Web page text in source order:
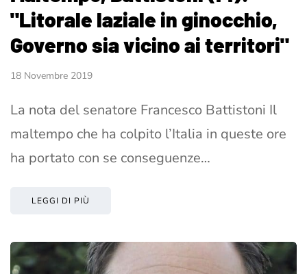
"Litorale laziale in ginocchio,
Governo sia vicino ai territori"
18 Novembre 2019
La nota del senatore Francesco Battistoni Il
maltempo che ha colpito l’Italia in queste ore
ha portato con se conseguenze…
LEGGI DI PIÙ